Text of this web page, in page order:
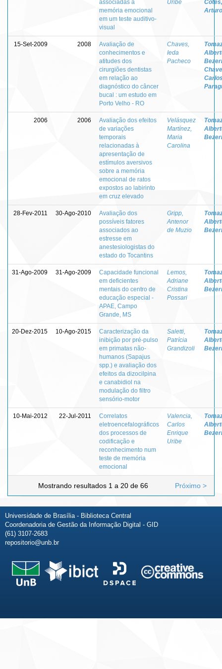
associadas à
memória emocional
em um teste auditivo-
visual
Uribe
15-Set-2009 2008
Avaliação de
conhecimentos e
atitudes dos
cirurgiões dentistas
em relação ao
diagnóstico do câncer
bucal : um estudo em
Porto Velho - RO
Chaves,
Ieda
Pacheco
2006 2006
Avaliação dos efeitos
de variações
temporais
relacionadas à
apresentação de
estímulos aversivos
sobre a memória
emocional de ratos
expostos ao labirinto
em cruz elevado
Velásquez
Martínez,
Maria
Carolina
28-Fev-2011 30-Ago-2010
Avaliação dos
possíveis fatores
associados ao
estresse em
anestesiologistas do
estado do Tocantins
Gripp,
Antenor
de Muzio
31-Ago-2009 31-Ago-2009
Capacidade funcional
em deficientes
mentais do centro de
educação especial -
APAE, Campo
Grande, MS
Lemos,
Adriane
Cristina
Possari
20-Dez-2015 10-Ago-2015
Caracterização da
inibição por pré-pulso
em primatas não-
humanos (Sapajus
spp.) e avaliação dos
efeitos da dizocilpina
e canabidiol na
modulação do filtro
sensório-motor
Saletti,
Patrícia
Grandizoli
10-Mai-2012 22-Jul-2011
Correlatos
eletroencefalográficos
dos processos de
codificação e
reconhecimento num
teste de memória
emocional
Valencia,
Carlos
Enrique
Uribe
Mostrando resultados 1 a 20 de 66 Próximo >
Universidade de Brasília - Biblioteca Central
Coordenadoria de Gestão da Informação Digital - GID
(61) 3107-2683
repositorio@unb.br